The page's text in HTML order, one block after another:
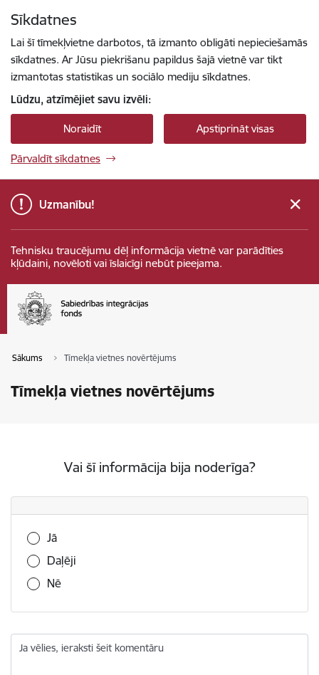
Sīkdatnes
Lai šī tīmekļvietne darbotos, tā izmanto obligāti nepieciešamās
sīkdatnes. Ar Jūsu piekrišanu papildus šajā vietnē var tikt
izmantotas statistikas un sociālo mediju sīkdatnes.
Lūdzu, atzīmējiet savu izvēli:
Noraidīt Apstiprināt visas
Pārvaldīt sīkdatnes
Uzmanību!
Tehnisku traucējumu dēļ informācija vietnē var parādīties
kļūdaini, novēloti vai īslaicīgi nebūt pieejama.
Sākums Tīmekļa vietnes novērtējums
Tīmekļa vietnes novērtējums
Vai šī informācija bija noderīga?
Vai šī informācija bija noderīga?
Jā
Daļēji
Nē
Ja vēlies, ieraksti šeit komentāru